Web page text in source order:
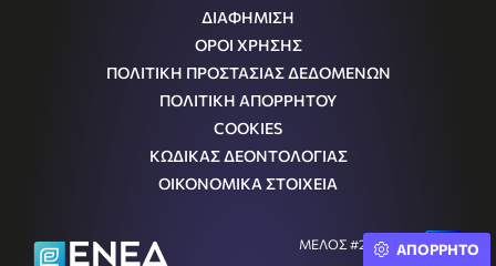
ΔΙΑΦΗΜΙΣΗ
ΟΡΟΙ ΧΡΗΣΗΣ
ΠΟΛΙΤΙΚΗ ΠΡΟΣΤΑΣΙΑΣ ΔΕΔΟΜΕΝΩΝ
ΠΟΛΙΤΙΚΗ ΑΠΟΡΡΗΤΟΥ
COOKIES
ΚΩΔΙΚΑΣ ΔΕΟΝΤΟΛΟΓΙΑΣ
ΟΙΚΟΝΟΜΙΚΑ ΣΤΟΙΧΕΙΑ
ΜΕΛΟΣ #242054ΑΠΟΡΡΗΤΟ